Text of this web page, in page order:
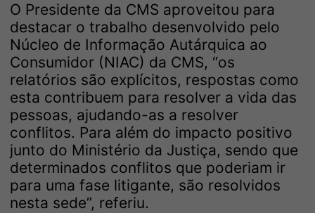
O Presidente da CMS aproveitou para
destacar o trabalho desenvolvido pelo
Núcleo de Informação Autárquica ao
Consumidor (NIAC) da CMS, “os
relatórios são explícitos, respostas como
esta contribuem para resolver a vida das
pessoas, ajudando-as a resolver
conflitos. Para além do impacto positivo
junto do Ministério da Justiça, sendo que
determinados conflitos que poderiam ir
para uma fase litigante, são resolvidos
nesta sede”, referiu.